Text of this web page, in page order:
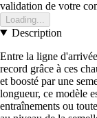
validation de votre
Loading...
Description
Entre la ligne
record grâce à ces
et boosté par une
longueur, ce modèle
entraînements ou